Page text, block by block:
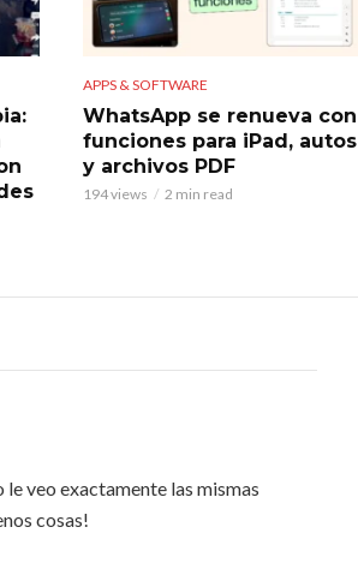
APPS & SOFTWARE
WhatsApp se renueva con
funciones para iPad, autos
y archivos PDF
194 views 2 min read
veo exactamente las mismas
cosas!